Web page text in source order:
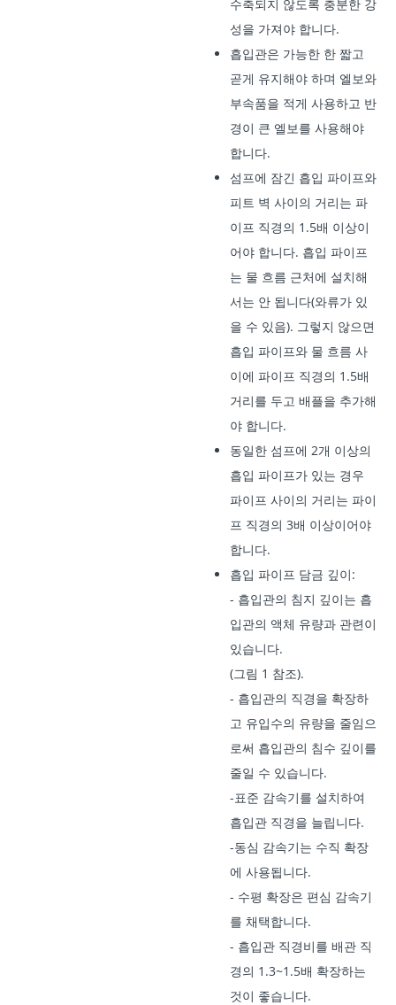
수축되지 않도록 충분한 강
성을 가져야 합니다.
흡입관은 가능한 한 짧고
곧게 유지해야 하며 엘보와
부속품을 적게 사용하고 반
경이 큰 엘보를 사용해야
합니다.
섬프에 잠긴 흡입 파이프와
피트 벽 사이의 거리는 파
이프 직경의 1.5배 이상이
어야 합니다. 흡입 파이프
는 물 흐름 근처에 설치해
서는 안 됩니다(와류가 있
을 수 있음). 그렇지 않으면
흡입 파이프와 물 흐름 사
이에 파이프 직경의 1.5배
거리를 두고 배플을 추가해
야 합니다.
동일한 섬프에 2개 이상의
흡입 파이프가 있는 경우
파이프 사이의 거리는 파이
프 직경의 3배 이상이어야
합니다.
흡입 파이프 담금 깊이:
- 흡입관의 침지 깊이는 흡
입관의 액체 유량과 관련이
있습니다.
(그림 1 참조).
- 흡입관의 직경을 확장하
고 유입수의 유량을 줄임으
로써 흡입관의 침수 깊이를
줄일 수 있습니다.
-표준 감속기를 설치하여
흡입관 직경을 늘립니다.
-동심 감속기는 수직 확장
에 사용됩니다.
- 수평 확장은 편심 감속기
를 채택합니다.
- 흡입관 직경비를 배관 직
경의 1.3~1.5배 확장하는
것이 좋습니다.